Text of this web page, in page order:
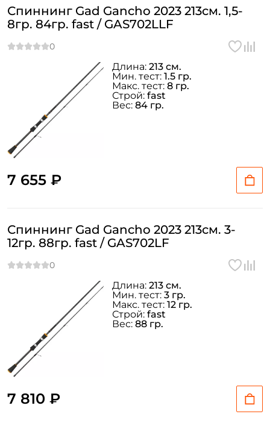
Спиннинг Gad Gancho 2023 213см. 1,5-
8гр. 84гр. fast / GAS702LLF
7 655 ₽
Длина: 213 см.
Мин. тест: 1.5 гр.
Макс. тест: 8 гр.
Строй: fast
Вес: 84 гр.
Спиннинг Gad Gancho 2023 213см. 3-
12гр. 88гр. fast / GAS702LF
7 810 ₽
Длина: 213 см.
Мин. тест: 3 гр.
Макс. тест: 12 гр.
Строй: fast
Вес: 88 гр.